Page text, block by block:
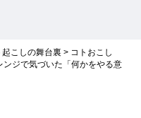
こしの舞台裏 > コトおこし
ジで気づいた「何かをやる意